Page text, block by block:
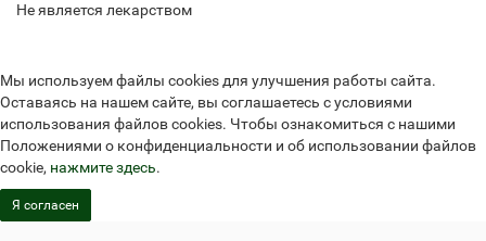
Не является лекарством
Мы используем файлы cookies для улучшения работы сайта.
Оставаясь на нашем сайте, вы соглашаетесь с условиями
использования файлов cookies. Чтобы ознакомиться с нашими
Положениями о конфиденциальности и об использовании файлов
cookie, нажмите здесь.
Я согласен